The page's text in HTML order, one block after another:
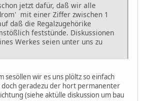
jetzt dafür, daß wir alle
mit einer Ziffer zwischen 1
daß die Regalzugehörike
feststünde. Diskussionen
Werkes seien unter uns zu
sesöllen wir es uns plöltz so einfach
doch geradezu der hort permanenter
(siehe aktülle diskussion um bau